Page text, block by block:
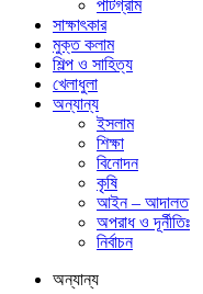
পাটগ্রাম
সাক্ষাৎকার
মুক্ত কলাম
শিল্প ও সাহিত্য
খেলাধুলা
অন্যান্য
ইসলাম
শিক্ষা
বিনোদন
কৃষি
আইন – আদালত
অপরাধ ও দূর্নীতিঃ
নির্বাচন
অন্যান্য